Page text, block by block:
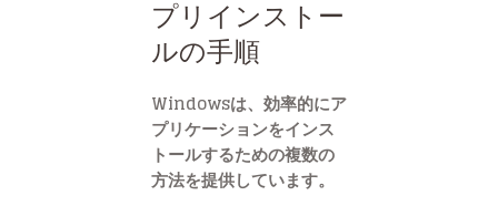
プリインストー
ルの手順
Windowsは、効率的にア
プリケーションをインス
トールするための複数の
方法を提供しています。